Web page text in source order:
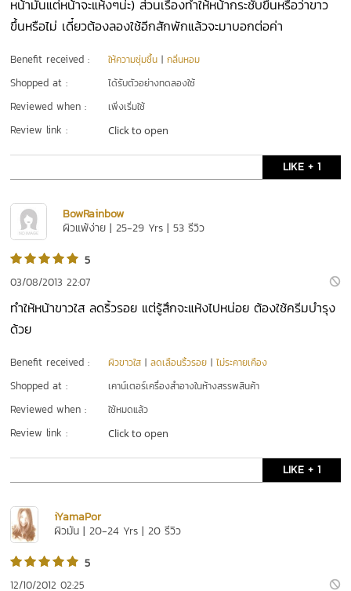
หน้ามันแต่หน้าจะแห้งๆน่ะ) ส่วนเรื่องทำให้หน้ากระชับขึ้นหรือว่าขาว
ขึ้นหรือไม่ เดี๋ยวต้องลองใช้อีกสักพักแล้วจะมาบอกต่อค่า
Benefit received : ให้ความชุ่มชื้น |กลิ่นหอม
Shopped at : ได้รับตัวอย่างทดลองใช้
Reviewed when : เพิ่งเริ่มใช้
Review link : Click to open
LIKE + 1
BowRainbow
ผิวแพ้ง่าย | 25-29 Yrs | 53 รีวิว
5
03/08/2013 22:07
ทำให้หน้าขาวใส ลดริ้วรอย แต่รู้สึกจะแห้งไปหน่อย ต้องใช้ครีมบำรุง
ด้วย
Benefit received : ผิวขาวใส |ลดเลือนริ้วรอย |ไม่ระคายเคือง
Shopped at : เคาน์เตอร์เครื่องสำอางในห้างสรรพสินค้า
Reviewed when : ใช้หมดแล้ว
Review link : Click to open
LIKE + 1
iYamaPor
ผิวมัน | 20-24 Yrs | 20 รีวิว
5
12/10/2012 02:25